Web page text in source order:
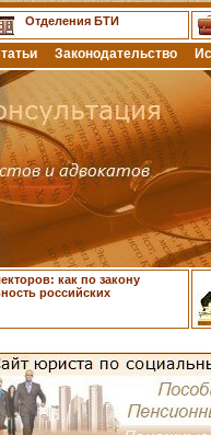
Отделения БТИ
Законодательство
как по закону
российских